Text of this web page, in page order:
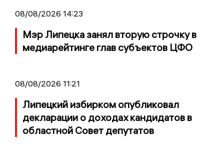
08/08/2026 14:23
Мэр Липецка занял вторую строчку в
медиарейтинге глав субъектов ЦФО
08/08/2026 11:21
Липецкий избирком опубликовал
декларации о доходах кандидатов в
областной Совет депутатов